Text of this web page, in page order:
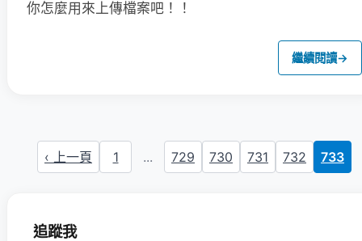
你怎麼用來上傳檔案吧！！
繼續閱讀→
‹ 上一頁 1 ... 729 730 731 732 733
追蹤我